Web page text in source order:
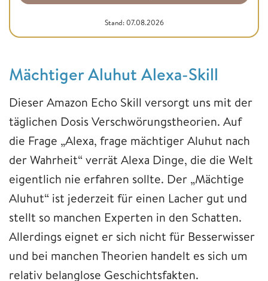
Stand: 07.08.2026
Mächtiger Aluhut Alexa-Skill
Dieser Amazon Echo Skill versorgt uns mit der
täglichen Dosis Verschwörungstheorien. Auf
die Frage „Alexa, frage mächtiger Aluhut nach
der Wahrheit“ verrät Alexa Dinge, die die Welt
eigentlich nie erfahren sollte. Der „Mächtige
Aluhut“ ist jederzeit für einen Lacher gut und
stellt so manchen Experten in den Schatten.
Allerdings eignet er sich nicht für Besserwisser
und bei manchen Theorien handelt es sich um
relativ belanglose Geschichtsfakten.